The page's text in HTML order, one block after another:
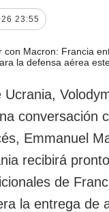
23:55
Ucrania,
conversación
Emmanuel
recibirá pronto
de
la entrega de